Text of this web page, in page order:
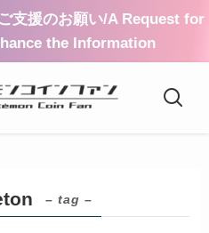
支援のお願い/A Request for
the Information
– tag –